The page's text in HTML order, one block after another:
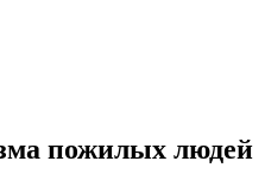
пожилых людей